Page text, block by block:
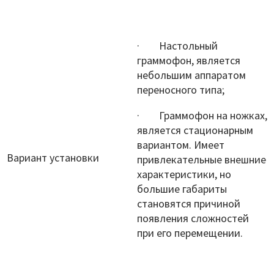
Вариант установки
· Настольный
граммофон, является
небольшим аппаратом
переносного типа;
· Граммофон на ножках,
является стационарным
вариантом. Имеет
привлекательные внешние
характеристики, но
большие габариты
становятся причиной
появления сложностей
при его перемещении.